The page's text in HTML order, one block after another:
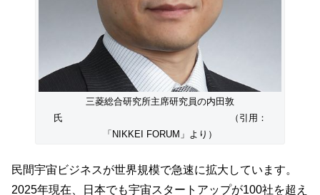
三菱総合研究所主席研究員の内田敦
氏 （引用：
「NIKKEI FORUM」より）
民間宇宙ビジネスが世界規模で急速に拡大しています。
2025年現在、日本でも宇宙スタートアップが100社を超え